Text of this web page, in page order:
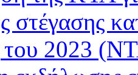
στέγασης
του 2023